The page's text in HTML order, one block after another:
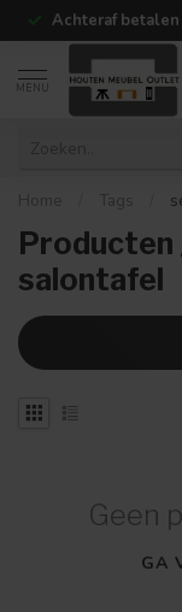
Achteraf betalen
MENU
Home Tags
Producten
salontafel
Geen
GA